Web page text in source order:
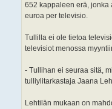
652 kappaleen erä, jonka
euroa per televisio.
Tullilla ei ole tietoa
televisiot menossa
- Tullihan ei seuraa sitä,
tulliylitarkastaja Jaana
Lehtilän mukaan on